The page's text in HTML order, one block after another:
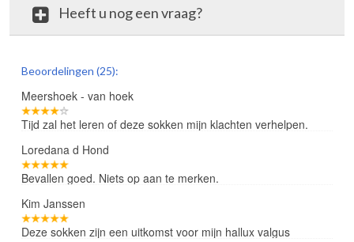
Heeft u nog een vraag?
Beoordelingen (25):
Meershoek - van hoek
Tijd zal het leren of deze sokken mijn klachten verhelpen.
Loredana d Hond
Bevallen goed. Niets op aan te merken.
Kim Janssen
Deze sokken zijn een uitkomst voor mijn hallux valgus